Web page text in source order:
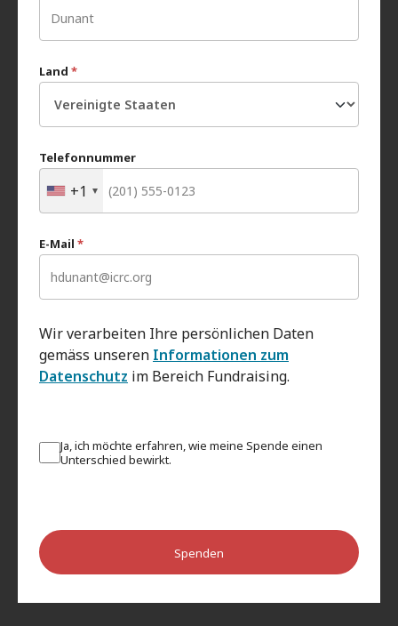
Land *
Telefonnummer
+1
E-Mail *
Wir verarbeiten Ihre persönlichen Daten
gemäss unseren Informationen zum
Datenschutz im Bereich Fundraising.
Ja, ich möchte erfahren, wie meine Spende einen
Unterschied bewirkt.
Spenden